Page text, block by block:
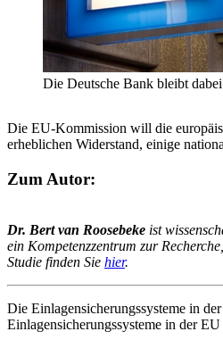
Die Deutsche Bank bleibt
Die EU-Kommission will die
erheblichen Widerstand, einige
Zum Autor:
Dr. Bert van Roosebeke ist
ein Kompetenzzentrum zur
Studie finden Sie hier.
Die Einlagensicherungssysteme in
Einlagensicherungssysteme in der